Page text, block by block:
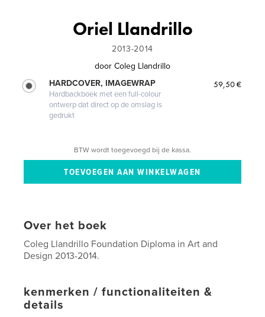
Oriel Llandrillo
2013-2014
door Coleg Llandrillo
HARDCOVER, IMAGEWRAP
Hardbackboek met een full-colour
ontwerp dat direct op de omslag is
gedrukt
59,50 €
BTW wordt toegevoegd bij de kassa.
Over het boek
Coleg Llandrillo Foundation Diploma in Art and
Design 2013-2014.
kenmerken / functionaliteiten &
details